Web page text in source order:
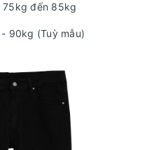
75kg đến 85kg
90kg (Tuỳ mẫu)